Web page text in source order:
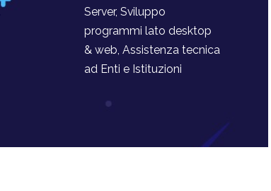
Server, Sviluppo
programmi lato desktop
& web, Assistenza tecnica
ad Enti e Istituzioni